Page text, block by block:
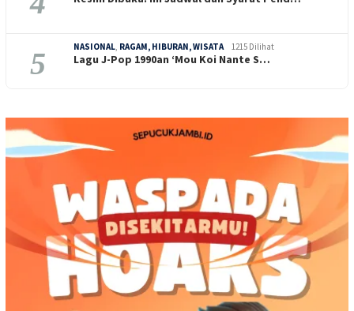
5 NASIONAL RAGAM, HIBURAN, WISATA 1215 Dilihat
Lagu J-Pop 1990an ‘Mou Koi Nante S…